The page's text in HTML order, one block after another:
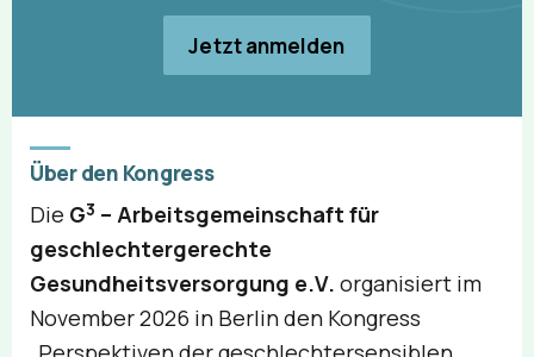
Jetzt anmelden
Über den Kongress
Die G3 – Arbeitsgemeinschaft für
geschlechtergerechte
Gesundheitsversorgung e.V. organisiert im
November 2026 in Berlin den Kongress